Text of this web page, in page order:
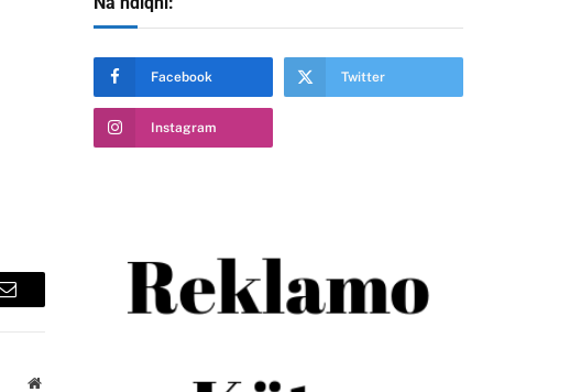
Email
Website
Facebook Twitter
Instagram